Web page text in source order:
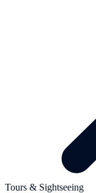
Tours & Sightseeing